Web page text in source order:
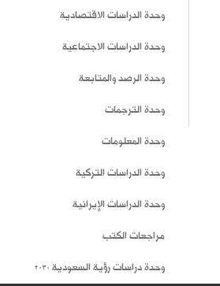
وحدة الدراسات الاقتصادية
وحدة الدراسات الاجتماعية
وحدة الرصد والمتابعة
وحدة الترجمات
وحدة المعلومات
وحدة الدراسات التركية
وحدة الدراسات الإيرانية
مراجعات الكتب
وحدة دراسات رؤية السعودية 2030